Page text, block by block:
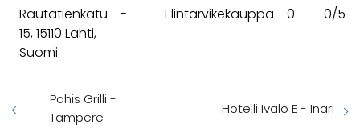
Rautatienkatu
15, 15110 Lahti,
Suomi
- Elintarvikekauppa 0 0/5
Pahis Grilli -
Tampere
Hotelli Ivalo E - Inari